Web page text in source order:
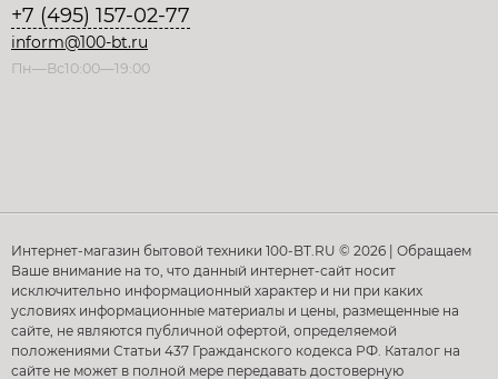
+7 (495) 157-02-77
inform@100-bt.ru
Пн—Вс10:00—19:00
Интернет-магазин бытовой техники 100-BT.RU © 2026 | Обращаем
Ваше внимание на то, что данный интернет-сайт носит
исключительно информационный характер и ни при каких
условиях информационные материалы и цены, размещенные на
сайте, не являются публичной офертой, определяемой
положениями Статьи 437 Гражданского кодекса РФ. Каталог на
сайте не может в полной мере передавать достоверную